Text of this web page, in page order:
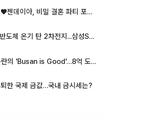
톰 홀랜드♥젠데이아, 비밀 결혼 파티 포착⋯호텔 대관비만 9억
[특징주] 반도체 온기 탄 2차전지...삼성SDI, 장 초반 7% 넘게 껑충
'Busan is Good'…8억 도시브랜드, 용산 대통령실 CI 업체가 수행
한 국제 금값…국내 금시세는?